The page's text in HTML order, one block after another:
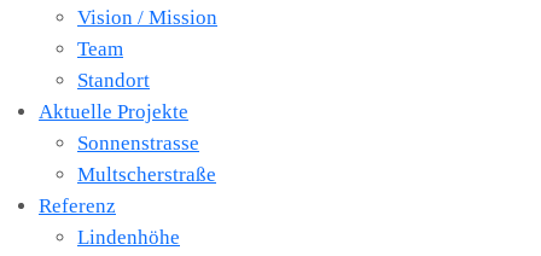
Vision / Mission
Team
Standort
Aktuelle Projekte
Sonnenstrasse
Multscherstraße
Referenz
Lindenhöhe